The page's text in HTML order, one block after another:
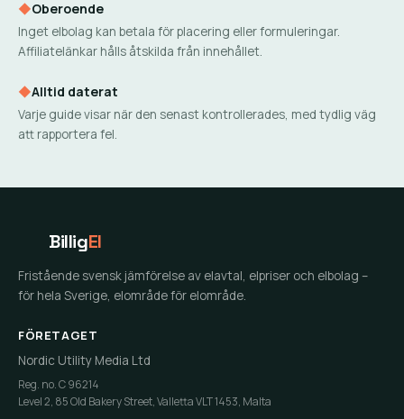
◆Oberoende
Inget elbolag kan betala för placering eller formuleringar.
Affiliatelänkar hålls åtskilda från innehållet.
◆Alltid daterat
Varje guide visar när den senast kontrollerades, med tydlig väg
att rapportera fel.
BilligEl
Fristående svensk jämförelse av elavtal, elpriser och elbolag –
för hela Sverige, elområde för elområde.
FÖRETAGET
Nordic Utility Media Ltd
Reg. no. C 96214
Level 2, 85 Old Bakery Street, Valletta VLT 1453, Malta